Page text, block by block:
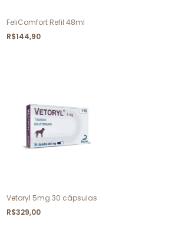
FeliComfort Refil 48ml
R$144,90
Vetoryl 5mg 30 cápsulas
R$329,00